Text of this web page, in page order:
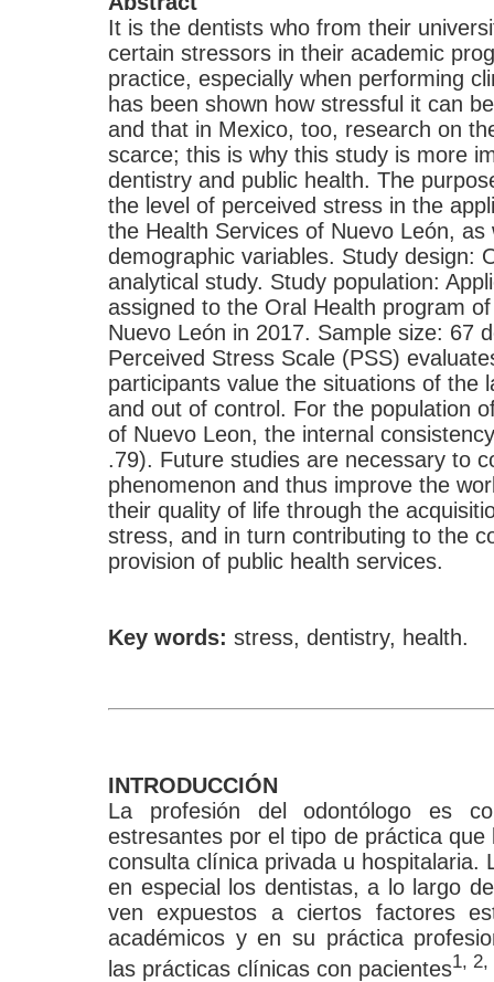
It is the dentists who from their
certain stressors in their academic
practice, especially when performing
has been shown how stressful it can
and that in Mexico, too, research on
scarce; this is why this study is more
dentistry and public health. The
the level of perceived stress in the
the Health Services of Nuevo León,
demographic variables. Study design:
analytical study. Study population:
assigned to the Oral Health program
Nuevo León in 2017. Sample size: 67
Perceived Stress Scale (PSS)
participants value the situations of the
and out of control. For the population
of Nuevo Leon, the internal
.79). Future studies are necessary to
phenomenon and thus improve the
their quality of life through the
stress, and in turn contributing to the
provision of public health services.
Key words: stress, dentistry, health.
INTRODUCCIÓN
La profesión del odontólogo es
estresantes por el tipo de práctica
consulta clínica privada u hospitalaria.
en especial los dentistas, a lo largo
ven expuestos a ciertos factores
académicos y en su práctica
las prácticas clínicas con pacientes1, 2,